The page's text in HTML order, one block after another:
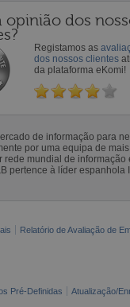
opinião dos
Registamos as
dos nossos clientes
da plataforma eKomi!
de informação para
por uma equipa de
mundial de
pertence à líder espanhola
Relatório de Avaliação de
Pré-Definidas Atualização/